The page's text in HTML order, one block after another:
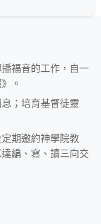
福音的工作，自一
。
；培育基督徒靈
期邀約神學院教
編、寫、讀三向交